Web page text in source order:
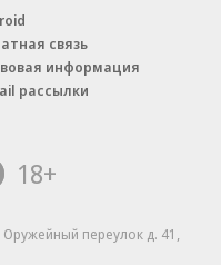
объемы кредитования
подрядчиков ИЖС с эскроу